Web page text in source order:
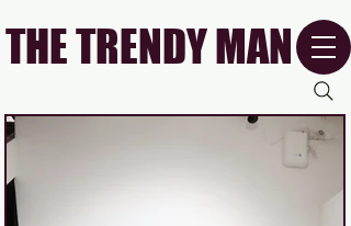
THE TRENDY MAN